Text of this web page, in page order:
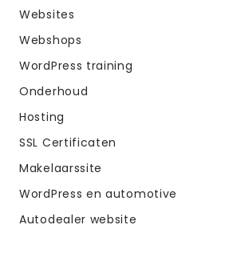
Websites
Webshops
WordPress training
Onderhoud
Hosting
SSL Certificaten
Makelaarssite
WordPress en automotive
Autodealer website